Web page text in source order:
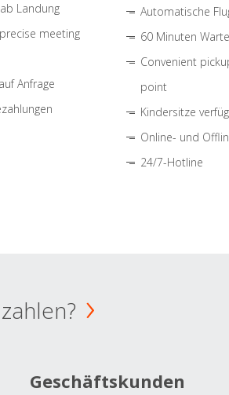
Landung
meeting
Anfrage
Automatische
60 Minuten
Convenient
point
Kindersitze
Online- und
24/7-Hotline
Geschäftskunden